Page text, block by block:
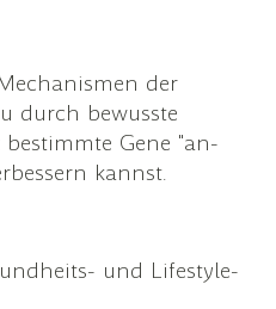
der
durch bewusste
Gene "an-
kannst.
und Lifestyle-